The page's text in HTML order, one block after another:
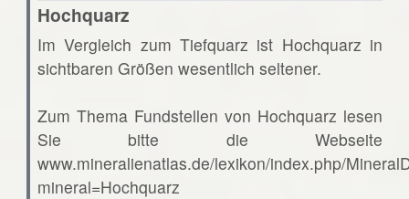
Hochquarz
Im Vergleich zum Tiefquarz ist Hochquarz in
sichtbaren Größen wesentlich seltener.
Zum Thema Fundstellen von Hochquarz lesen
Sie bitte die Webseite
www.mineralienatlas.de/lexikon/index.php/
mineral=Hochquarz